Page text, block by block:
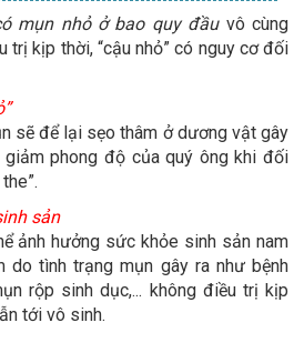
mụn nhỏ ở bao quy đầuvô cùng
trị kịp thời, “cậu nhỏ” có nguy cơ đối
sẽ để lại sẹo thâm ở dương vật gây
phong độ của quý ông khi đối
sản
ảnh hưởng sức khỏe sinh sản nam
do tình trạng mụn gây ra như bệnh
rộp sinh dục,... không điều trị kịp
tới vô sinh.